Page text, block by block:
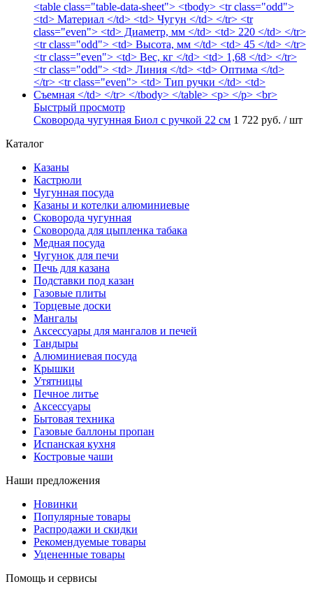
Быстрый просмотр
Сковорода чугунная Биол с ручкой 22 см 1 722 руб. / шт
Каталог
Казаны
Кастрюли
Чугунная посуда
Казаны и котелки алюминиевые
Сковорода чугунная
Сковорода для цыпленка табака
Медная посуда
Чугунок для печи
Печь для казана
Подставки под казан
Газовые плиты
Торцевые доски
Мангалы
Аксессуары для мангалов и печей
Тандыры
Алюминиевая посуда
Крышки
Утятницы
Печное литье
Аксессуары
Бытовая техника
Газовые баллоны пропан
Испанская кухня
Костровые чаши
Наши предложения
Новинки
Популярные товары
Распродажи и скидки
Рекомендуемые товары
Уцененные товары
Помощь и сервисы